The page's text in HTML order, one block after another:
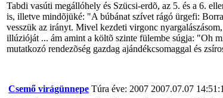
Tabdi vasúti megállóhely és Szücsi-erdõ, az 5. és a 6.
is, illetve mindõjüké: "A búbánat szívet rágó ürgefi:
vesszük az irányt. Mivel kezdeti virgonc
illúzióját ... ám amint a költõ szinte fülembe súgja: "Oh
mutatkozó rendezõség gazdag ajándékcsomaggal és
Csemő virágünnepe Túra éve: 2007 2007.07.07